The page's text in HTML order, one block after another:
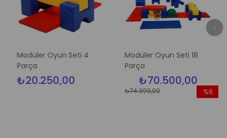
Modüler Oyun Seti 4
Parça
₺20.250,00
Modüler Oyun Seti 18
Parça
₺70.500,00
₺74.999,00
%6